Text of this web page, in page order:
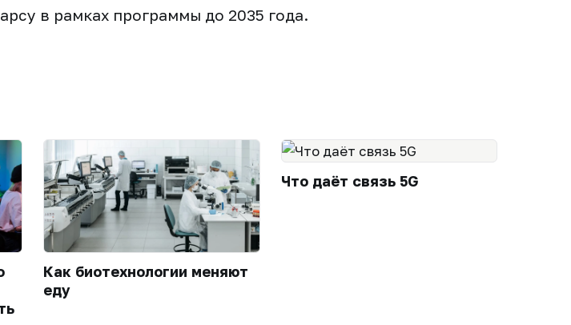
в рамках программы до 2035 года.
Как биотехнологии меняют
еду
Что даёт связь 5G